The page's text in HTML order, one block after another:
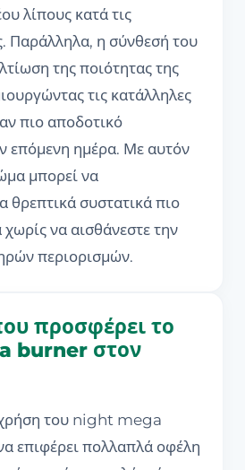
λίπους κατά τις
Παράλληλα, η σύνθεσή του
της ποιότητας της
τις κατάλληλες
πιο αποδοτικό
επόμενη ημέρα. Με αυτόν
μπορεί να
θρεπτικά συστατικά πιο
να αισθάνεστε την
περιορισμών.
προσφέρει το
burner στον
του night mega
επιφέρει πολλαπλά οφέλη